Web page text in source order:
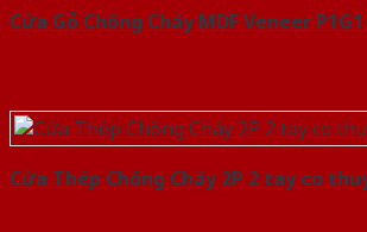
Cửa Gỗ Chống Cháy MDF Veneer
Cửa Thép Chống Cháy 2P 2 tay co